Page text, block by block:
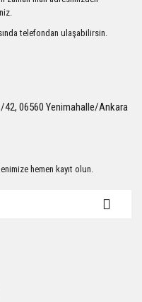
telefondan ulaşabilirsin.
42, 06560 Yenimahalle/Ankara
hemen kayıt olun.